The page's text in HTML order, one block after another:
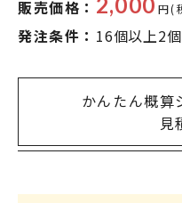
販売価格： 円(
発注条件： 16個以上2
かんたん概算
見